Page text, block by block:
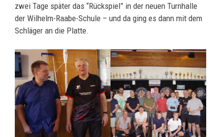
zwei Tage später das “Rückspiel” in der neuen Turnhalle
der Wilhelm-Raabe-Schule – und da ging es dann mit dem
Schläger an die Platte.